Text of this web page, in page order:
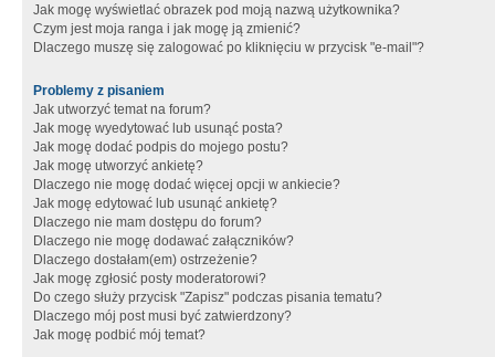
Jak mogę wyświetlać obrazek pod moją nazwą użytkownika?
Czym jest moja ranga i jak mogę ją zmienić?
Dlaczego muszę się zalogować po kliknięciu w przycisk "e-mail"?
Problemy z pisaniem
Jak utworzyć temat na forum?
Jak mogę wyedytować lub usunąć posta?
Jak mogę dodać podpis do mojego postu?
Jak mogę utworzyć ankietę?
Dlaczego nie mogę dodać więcej opcji w ankiecie?
Jak mogę edytować lub usunąć ankietę?
Dlaczego nie mam dostępu do forum?
Dlaczego nie mogę dodawać załączników?
Dlaczego dostałam(em) ostrzeżenie?
Jak mogę zgłosić posty moderatorowi?
Do czego służy przycisk "Zapisz" podczas pisania tematu?
Dlaczego mój post musi być zatwierdzony?
Jak mogę podbić mój temat?